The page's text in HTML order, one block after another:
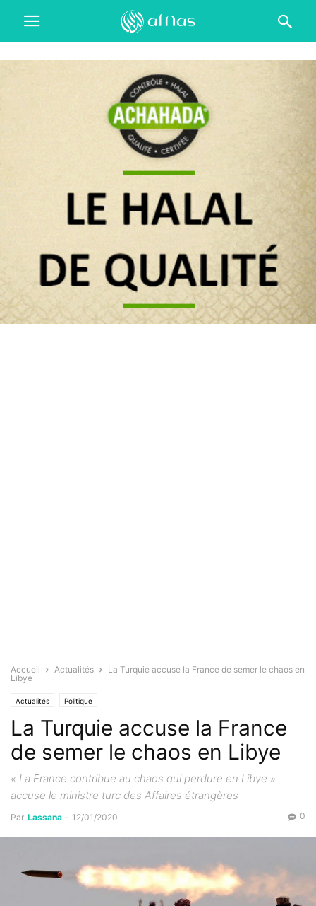
Accueil Actualités
La Turquie accuse la France de semer le chaos en
Libye
Actualités Politique
La Turquie accuse la France
de semer le chaos en Libye
« La France contribue au chaos qui perdure en Libye »
accuse le ministre turc des Affaires étrangères
Par Lassana - 12/01/2020 0